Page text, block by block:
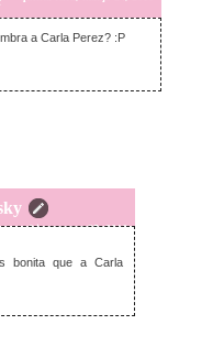
a Carla Perez? :P
sexta-feira, março 25, 2016
bonita que a Carla